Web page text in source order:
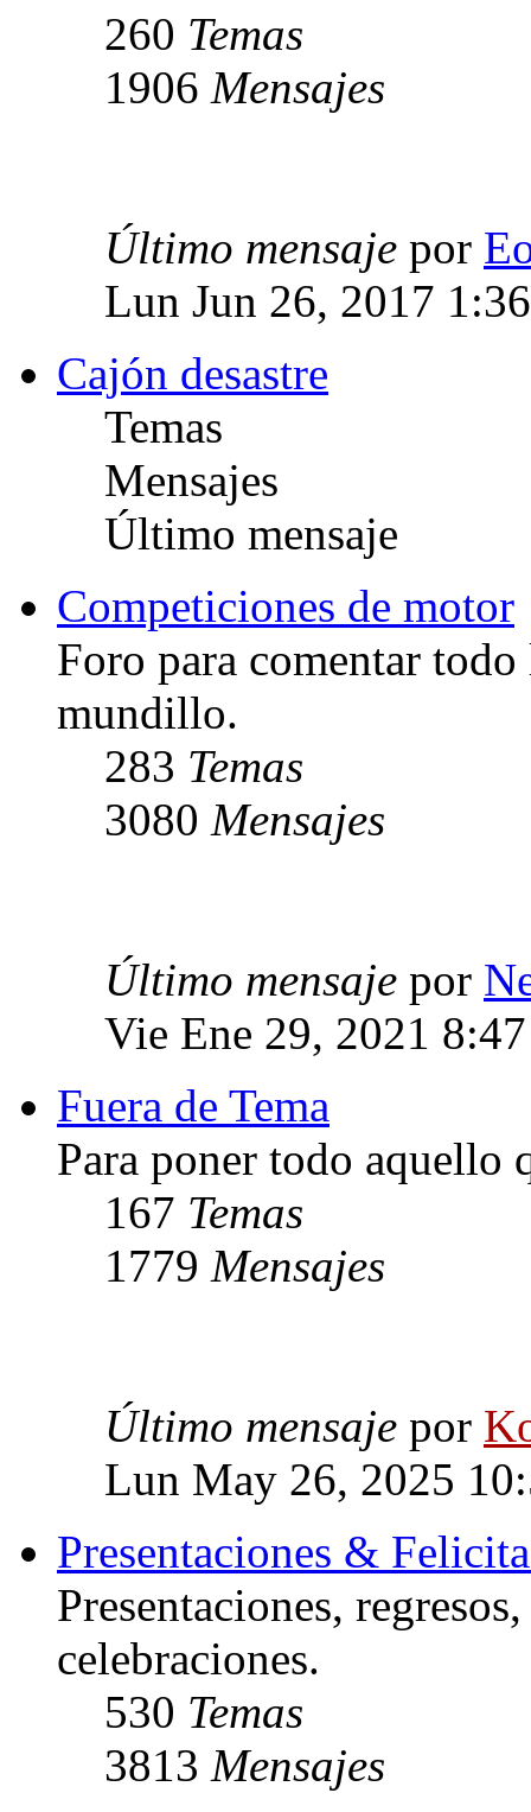
260 Temas
1906 Mensajes
Último mensaje por
Lun Jun 26, 2017
Cajón desastre
Temas
Mensajes
Último mensaje
Competiciones de motor
Foro para comentar
mundillo.
283 Temas
3080 Mensajes
Último mensaje por
Vie Ene 29, 2021
Fuera de Tema
Para poner todo aquello
167 Temas
1779 Mensajes
Último mensaje por
Lun May 26, 2025
Presentaciones &
Presentaciones,
celebraciones.
530 Temas
3813 Mensajes